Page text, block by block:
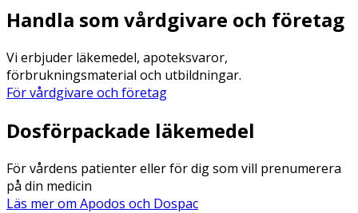
Handla som vårdgivare och företag
Vi erbjuder läkemedel, apoteksvaror,
förbrukningsmaterial och utbildningar.
För vårdgivare och företag
Dosförpackade läkemedel
För vårdens patienter eller för dig som vill prenumerera
på din medicin
Läs mer om Apodos och Dospac